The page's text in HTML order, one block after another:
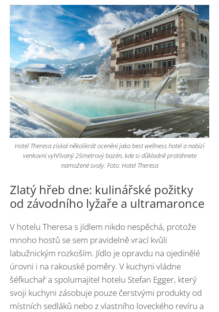
Hotel Theresa získal několikrát ocenění jako best wellness hotel a nabízí
venkovní vyhřívaný 25metrový bazén, kde si důkladně protáhnete
namožené svaly. Foto: Hotel Theresa
Zlatý hřeb dne: kulinářské požitky
od závodního lyžaře a ultramaronce
V hotelu Theresa s jídlem nikdo nespěchá, protože
mnoho hostů se sem pravidelně vrací kvůli
labužnickým rozkoším. Jídlo je opravdu na ojedinělé
úrovni i na rakouské poměry. V kuchyni vládne
šéfkuchař a spolumajitel hotelu Stefan Egger, který
svoji kuchyni zásobuje pouze čerstvými produkty od
místních sedláků nebo z vlastního loveckého revíru a